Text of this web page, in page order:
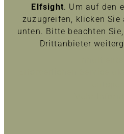
Elfsight. Um auf den
zuzugreifen, klicken
unten. Bitte beachten
Drittanbieter